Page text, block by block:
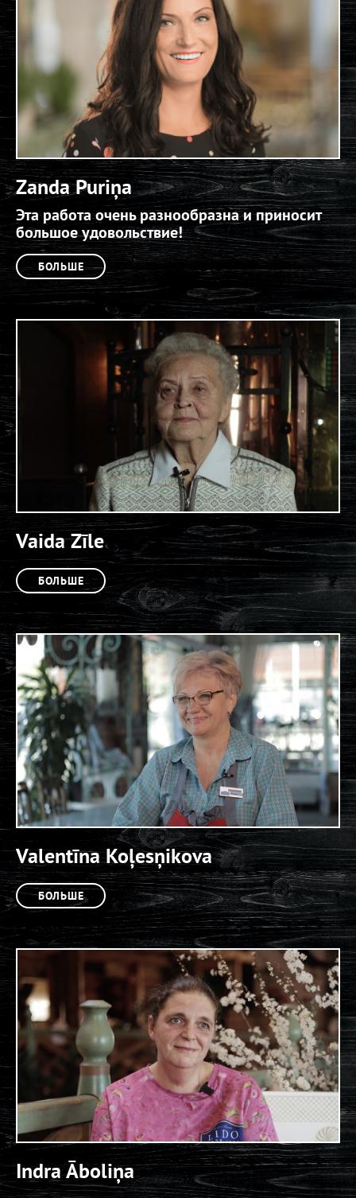
Zanda Puriņa
Эта работа очень разнообразна и приносит
большое удовольствие!
БОЛЬШЕ
Vaida Zīle
БОЛЬШЕ
Valentīna Koļesņikova
БОЛЬШЕ
Indra Āboliņa